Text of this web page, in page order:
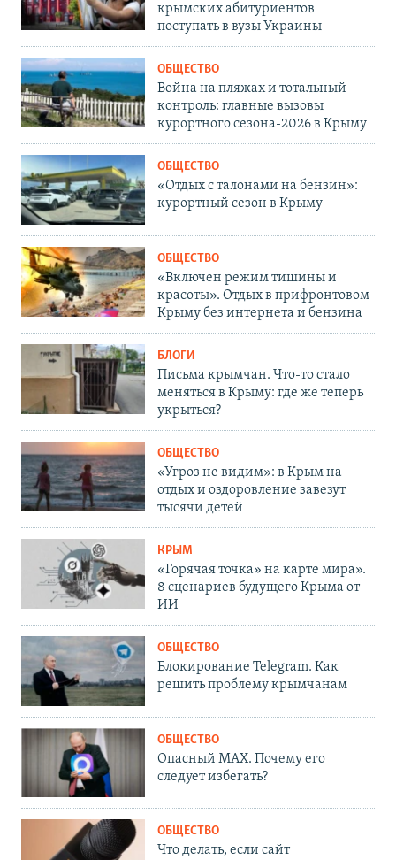
крымских абитуриентов
поступать в вузы Украины
ОБЩЕСТВО
Война на пляжах и тотальный
контроль: главные вызовы
курортного сезона-2026 в Крыму
ОБЩЕСТВО
«Отдых с талонами на бензин»:
курортный сезон в Крыму
ОБЩЕСТВО
«Включен режим тишины и
красоты». Отдых в прифронтовом
Крыму без интернета и бензина
БЛОГИ
Письма крымчан. Что-то стало
меняться в Крыму: где же теперь
укрыться?
ОБЩЕСТВО
«Угроз не видим»: в Крым на
отдых и оздоровление завезут
тысячи детей
КРЫМ
«Горячая точка» на карте мира».
8 сценариев будущего Крыма от
ИИ
ОБЩЕСТВО
Блокирование Telegram. Как
решить проблему крымчанам
ОБЩЕСТВО
Опасный MAX. Почему его
следует избегать?
ОБЩЕСТВО
Что делать, если сайт